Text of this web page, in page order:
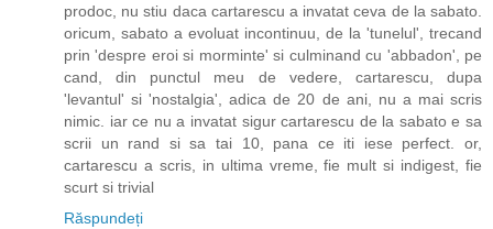
prodoc, nu stiu daca cartarescu a invatat ceva de la sabato.
oricum, sabato a evoluat incontinuu, de la 'tunelul', trecand
prin 'despre eroi si morminte' si culminand cu 'abbadon', pe
cand, din punctul meu de vedere, cartarescu, dupa
'levantul' si 'nostalgia', adica de 20 de ani, nu a mai scris
nimic. iar ce nu a invatat sigur cartarescu de la sabato e sa
scrii un rand si sa tai 10, pana ce iti iese perfect. or,
cartarescu a scris, in ultima vreme, fie mult si indigest, fie
scurt si trivial
Răspundeți